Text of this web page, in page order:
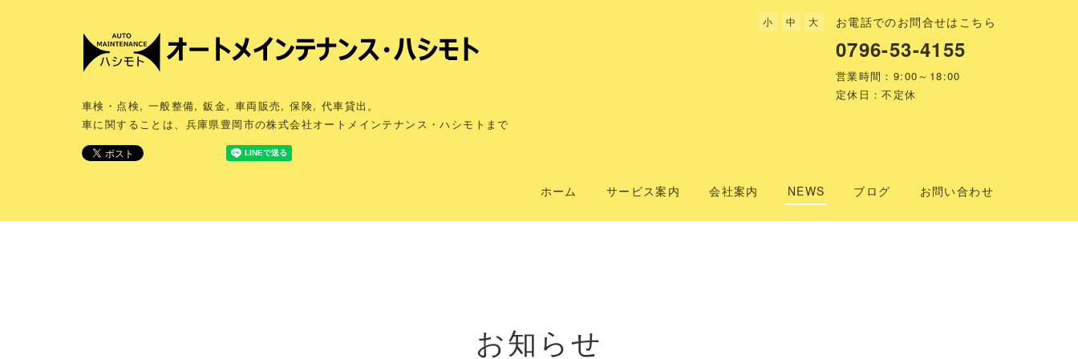
車検・点検, 一般整備, 鈑金, 車両販売, 保険, 代車貸出。
車に関することは、兵庫県豊岡市の株式会社オートメインテナンス・ハシモトまで
お電話でのお問合せはこちら
0796-53-4155
営業時間：9:00～18:00
定休日：不定休
小 中 大
ホーム サービス案内 会社案内 NEWS ブログ お問い合わせ
お知らせ